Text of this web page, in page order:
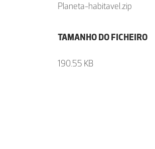
Planeta-habitavel.zip
TAMANHO DO FICHEIRO
190.55 KB